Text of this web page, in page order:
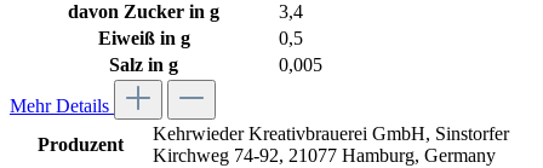
davon Zucker in g
3,4
Eiweiß in g
0,5
Salz in g
0,005
Mehr Details
Produzent
Kehrwieder Kreativbrauerei GmbH, Sinstorfer
Kirchweg 74-92, 21077 Hamburg, Germany